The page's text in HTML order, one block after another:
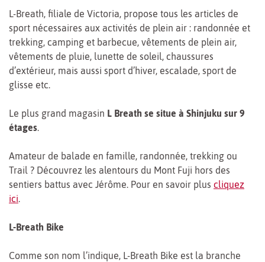
L-Breath, filiale de Victoria, propose tous les articles de
sport nécessaires aux activités de plein air : randonnée et
trekking, camping et barbecue, vêtements de plein air,
vêtements de pluie, lunette de soleil, chaussures
d’extérieur, mais aussi sport d’hiver, escalade, sport de
glisse etc.
Le plus grand magasin L Breath se situe à Shinjuku sur 9
étages.
Amateur de balade en famille, randonnée, trekking ou
Trail ? Découvrez les alentours du Mont Fuji hors des
sentiers battus avec Jérôme. Pour en savoir plus cliquez
ici.
L-Breath Bike
Comme son nom l’indique, L-Breath Bike est la branche